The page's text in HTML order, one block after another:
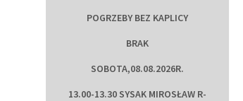
POGRZEBY BEZ KAPLICY
BRAK
SOBOTA,08.08.2026R.
13.00-13.30 SYSAK MIROSŁAW R-